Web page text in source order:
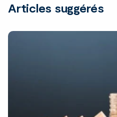
Articles suggérés